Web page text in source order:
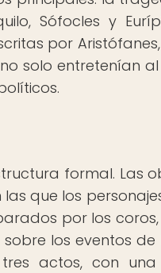
Sófocles y
por
solo entretenían
formal. Las
las que los
por los
los eventos de
actos, con una